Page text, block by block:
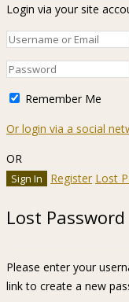
Login via your site
Remember Me
Or login via a social
OR
Register Lost
Lost Password
Please enter your
link to create a new